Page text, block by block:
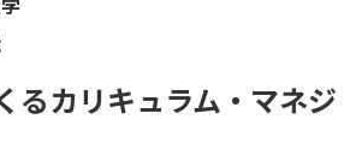
るカリキュラム・マネジ